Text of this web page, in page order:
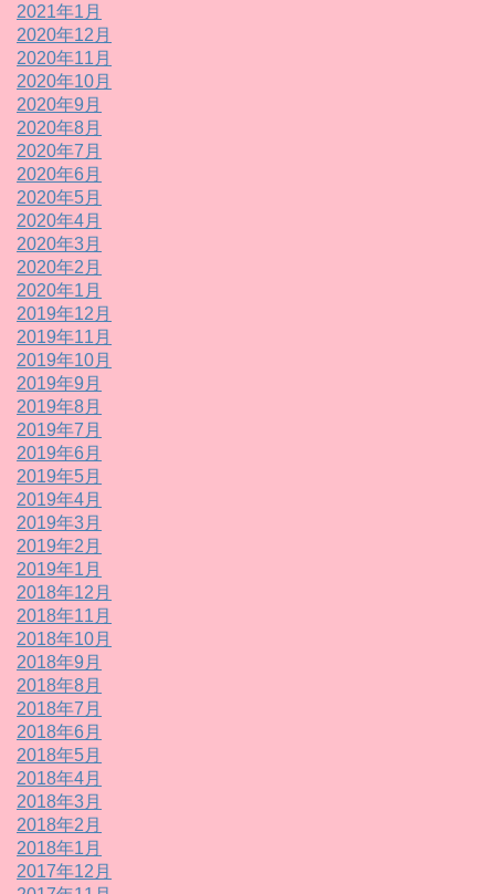
2021年1月
2020年12月
2020年11月
2020年10月
2020年9月
2020年8月
2020年7月
2020年6月
2020年5月
2020年4月
2020年3月
2020年2月
2020年1月
2019年12月
2019年11月
2019年10月
2019年9月
2019年8月
2019年7月
2019年6月
2019年5月
2019年4月
2019年3月
2019年2月
2019年1月
2018年12月
2018年11月
2018年10月
2018年9月
2018年8月
2018年7月
2018年6月
2018年5月
2018年4月
2018年3月
2018年2月
2018年1月
2017年12月